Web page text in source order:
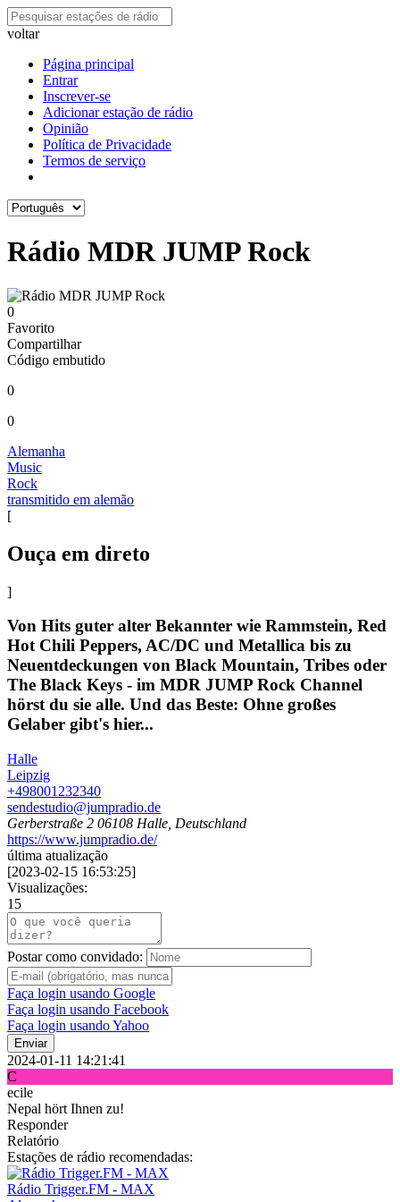
voltar
Página principal
Entrar
Inscrever-se
Adicionar estação de rádio
Opinião
Política de Privacidade
Termos de serviço
Rádio MDR JUMP Rock
0
Favorito
Compartilhar
Código embutido
0
0
Alemanha
Music
Rock
transmitido em alemão
[
Ouça em direto
]
Von Hits guter alter Bekannter wie Rammstein, Red
Hot Chili Peppers, AC/DC und Metallica bis zu
Neuentdeckungen von Black Mountain, Tribes oder
The Black Keys - im MDR JUMP Rock Channel
hörst du sie alle. Und das Beste: Ohne großes
Gelaber gibt's hier...
Halle
Leipzig
+498001232340
sendestudio@jumpradio.de
Gerberstraße 2 06108 Halle, Deutschland
https://www.jumpradio.de/
última atualização
[2023-02-15 16:53:25]
Visualizações:
15
Postar como convidado:
Faça login usando Google
Faça login usando Facebook
Faça login usando Yahoo
Enviar
2024-01-11 14:21:41
C
ecile
Nepal hört Ihnen zu!
Responder
Relatório
Estações de rádio recomendadas:
Rádio Trigger.FM - MAX